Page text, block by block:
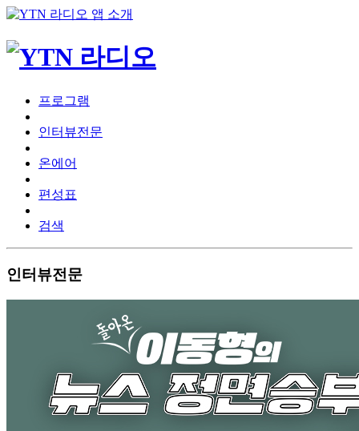
프로그램
인터뷰전문
온에어
편성표
검색
인터뷰전문